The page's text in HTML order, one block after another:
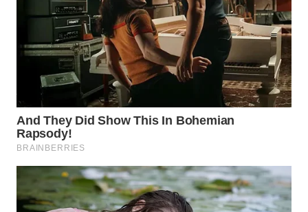
WN
INDRAMAYU
KUNINGAN
WN
MAJALENGKA
WN
SUBANG